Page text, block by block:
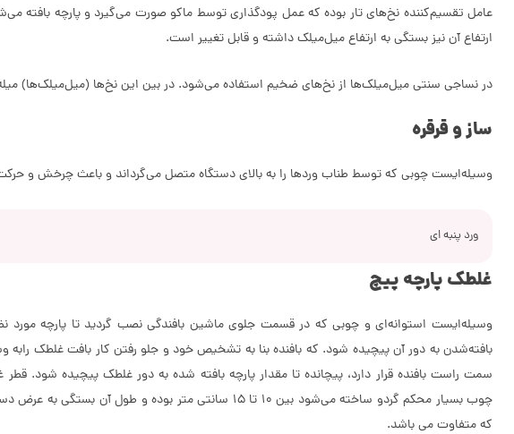
عامل تقسیم‌کننده نخ‌های تار بوده که عمل پودگذاری توسط ماکو صورت می‌گیرد و پارچه بافته
ارتفاع آن نیز بستگی به ارتفاع میل‌میلک داشته و قابل تغییر است.
در نساجی سنتی میل‌میلک‌ها از نخ‌های ضخیم استفاده می‌شود. در بین این نخ‌ها (میل‌میلک‌ها)
ساز و قرقره
وسیله‌ایست چوبی که توسط طناب وردها را به بالای دستگاه متصل می‌گرداند و باعث چرخش و حرکت
ورد پنبه ای
غلطک پارچه پیچ
وسیله‌ایست استوانه‌ای و چوبی که در قسمت جلوی ماشین بافندگی نصب گردید تا پارچه مورد
بافته‌شدن به دور آن پیچیده شود. که بافنده بنا به تشخیص خود و جلو رفتن کار بافت غلطک رابه
سمت راست بافنده قرار دارد، پیچانده تا مقدار پارچه بافته شده به دور غلطک پیچیده شود.
چوب بسیار محکم گردو ساخته می‌شود بین 10 تا 15 سانتی متر بوده و طول آن
که متفاوت می باشد.